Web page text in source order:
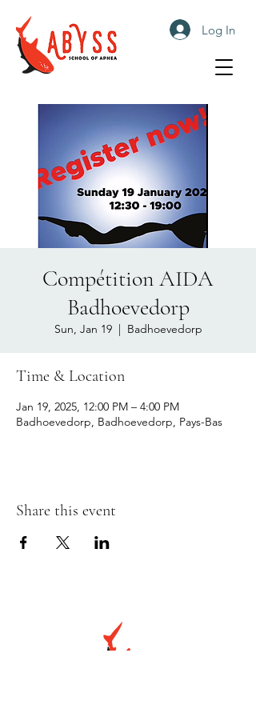
Log In
Compétition AIDA
Badhoevedorp
Sun, Jan 19
  |
Badhoevedorp
Time & Location
Jan 19, 2025, 12:00 PM – 4:00 PM
Badhoevedorp, Badhoevedorp, Pays-Bas
Share this event